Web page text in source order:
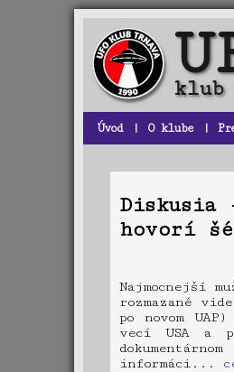
Úvod | O klube |
Diskusia
hovorí
Najmocnejší
rozmazané
po novom
vecí USA a
informáci...